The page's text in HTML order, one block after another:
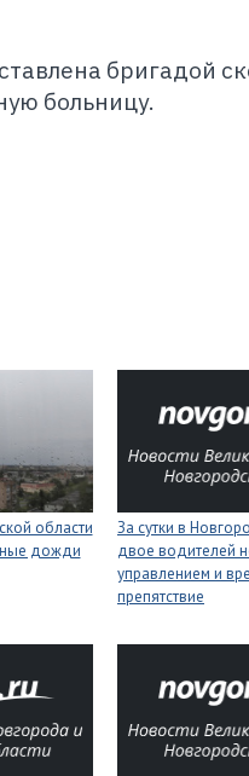
бригадой
больницу.
области
дожди
За сутки в
двое водителей
управлением и
препятствие